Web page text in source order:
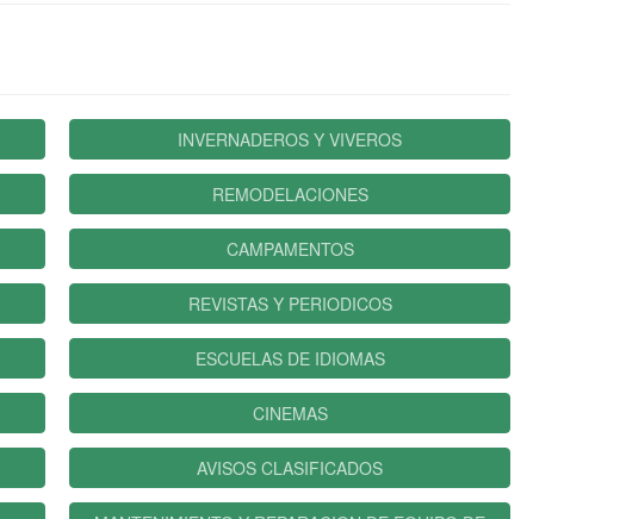
INVERNADEROS Y VIVEROS
REMODELACIONES
CAMPAMENTOS
REVISTAS Y PERIODICOS
ESCUELAS DE IDIOMAS
CINEMAS
AVISOS CLASIFICADOS